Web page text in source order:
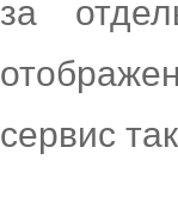
за
сервис